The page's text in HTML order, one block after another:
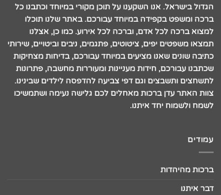
הגדול בישראל. אנו השקענו על תוכן מקורי במיוחד וכתבנו כל
ברכה ומשפט בקפידה במיוחד עבורכם. באתר שלנו תוכלו
למצוא ברכה לכל אדם, וברכה לכל אירוע. כמו כן, אצלנו
תמצאו משפטים יפים, ציטוטים, פתגמים, ניבים וביטויים, שירותי
כתיבה שונים שאנו מציעים במיוחד עבורכם, בדיחות מצחיקות
שכתבנו עבורכם, חידות מעניינות ומעוררות מחשבה, פתרונות
לתשחצים ותשבצים וגם דפי צביעה להדפסה לילדים שבינינו.
צוות האתר עדן ברכות מאחלים לכם גלישה נעימה ושתמשיכו
לשמח ולשמוח יחד איתנו.
עמודים
ברכות מהיהדות
דבר איתנו